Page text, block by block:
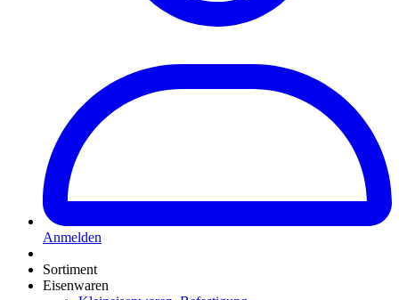
Anmelden
Sortiment
Eisenwaren